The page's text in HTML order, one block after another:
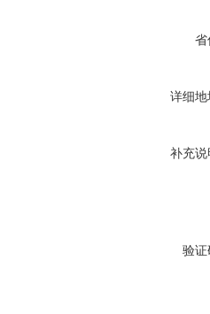
省
详细地
补充说
验证